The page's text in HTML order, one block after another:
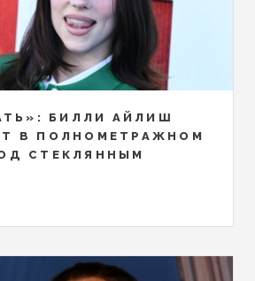
БИЛЛИ АЙЛИШ
В ПОЛНОМЕТРАЖНОМ
СТЕКЛЯННЫМ